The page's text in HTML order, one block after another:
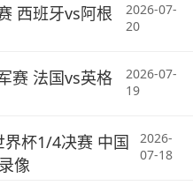
西班牙vs阿根
2026-07-
20
赛 法国vs英格
2026-07-
19
杯1/4决赛 中国
像
2026-
07-18